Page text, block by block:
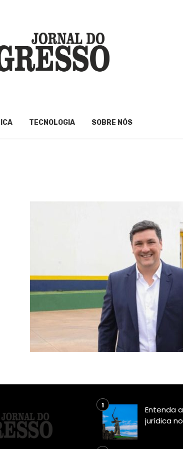
TECNOLOGIA SOBRE NÓS
Entenda
jurídica